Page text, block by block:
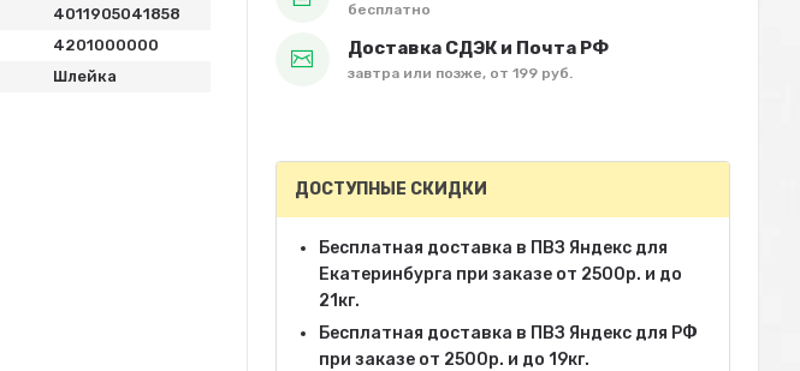
4011905041858
4201000000
Шлейка
бесплатно
Доставка СДЭК и Почта РФ
завтра или позже, от 199 руб.
ДОСТУПНЫЕ СКИДКИ
Бесплатная доставка в ПВЗ Яндекс для
Екатеринбурга при заказе от 2500р. и до
21кг.
Бесплатная доставка в ПВЗ Яндекс для РФ
при заказе от 2500р. и до 19кг.